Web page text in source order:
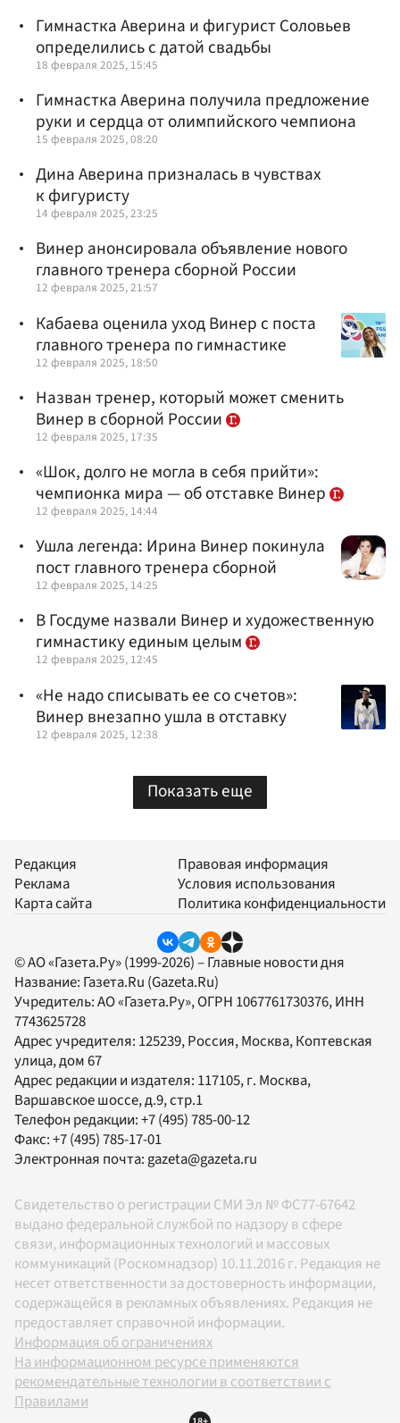
Гимнастка Аверина и фигурист Соловьев
определились с датой свадьбы
18 февраля 2025, 15:45
Гимнастка Аверина получила предложение
руки и сердца от олимпийского чемпиона
15 февраля 2025, 08:20
Дина Аверина призналась в чувствах
к фигуристу
14 февраля 2025, 23:25
Винер анонсировала объявление нового
главного тренера сборной России
12 февраля 2025, 21:57
Кабаева оценила уход Винер с поста
главного тренера по гимнастике
12 февраля 2025, 18:50
Назван тренер, который может сменить
Винер в сборной России
12 февраля 2025, 17:35
«Шок, долго не могла в себя прийти»:
чемпионка мира — об отставке Винер
12 февраля 2025, 14:44
Ушла легенда: Ирина Винер покинула
пост главного тренера сборной
12 февраля 2025, 14:25
В Госдуме назвали Винер и художественную
гимнастику единым целым
12 февраля 2025, 12:45
«Не надо списывать ее со счетов»:
Винер внезапно ушла в отставку
12 февраля 2025, 12:38
Показать еще
Редакция
Реклама
Карта сайта
Правовая информация
Условия использования
Политика конфиденциальности
© АО «Газета.Ру» (1999-2026) – Главные новости дня
Название: Газета.Ru (Gazeta.Ru)
Учредитель:АО «Газета.Ру», ОГРН 1067761730376, ИНН
7743625728
Адрес учредителя: 125239, Россия, Москва, Коптевская
улица, дом 67
Адрес редакции и издателя: 117105, г. Москва,
Варшавское шоссе, д.9, стр.1
Телефон редакции:+7 (495) 785-00-12
Факс:+7 (495) 785-17-01
Электронная почта:gazeta@gazeta.ru
Свидетельство о регистрации СМИ Эл № ФС77-67642
выдано федеральной службой по надзору в сфере
связи, информационных технологий и массовых
коммуникаций (Роскомнадзор) 10.11.2016 г. Редакция не
несет ответственности за достоверность информации,
содержащейся в рекламных объявлениях. Редакция не
предоставляет справочной информации.
Информация об ограничениях
На информационном ресурсе применяются
рекомендательные технологии в соответствии с
Правилами